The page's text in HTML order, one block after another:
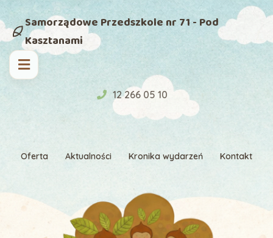
Samorządowe Przedszkole nr 71 - Pod
Kasztanami
12 266 05 10
Oferta Aktualności Kronika wydarzeń Kontakt